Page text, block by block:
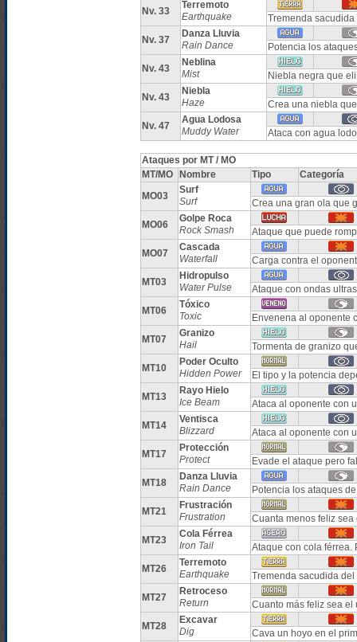
Nv. 33
Terremoto
Earthquake
Tremenda sacudida
Nv. 37
Danza Lluvia
Rain Dance
Potencia los
Nv. 43
Neblina
Mist
Niebla negra que
Nv. 43
Niebla
Haze
Crea una niebla
Nv. 47
Agua Lodosa
Muddy Water
Ataca con agua
Ataques por MT / MO
MT/MO
Nombre Tipo
Categoría
MO03
Surf
Surf
Crea una gran ola que
MO06
Golpe Roca
Rock Smash
Ataque que puede
MO07
Cascada
Waterfall
Carga contra el
MT03
Hidropulso
Water Pulse
Ataque con ondas
MT06
Tóxico
Toxic
Envenena al oponente
MT07
Granizo
Hail
Tormenta de granizo
MT10
Poder Oculto
Hidden Power
El tipo y la potencia
MT13
Rayo Hielo
Ice Beam
Ataca al oponente con
MT14
Ventisca
Blizzard
Ataca al oponente con
MT17
Protección
Protect
Evade el ataque pero
MT18
Danza Lluvia
Rain Dance
Potencia los ataques
MT21
Frustración
Frustration
Cuanta menos feliz
MT23
Cola Férrea
Iron Tail
Ataque con cola férrea.
MT26
Terremoto
Earthquake
Tremenda sacudida del
MT27
Retroceso
Return
Cuanto más feliz sea
MT28
Excavar
Dig
Cava un hoyo en el